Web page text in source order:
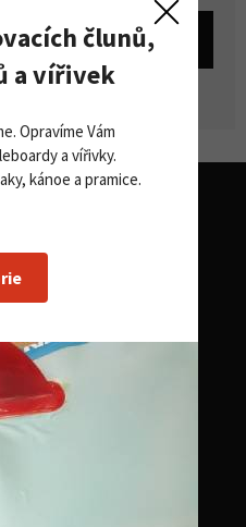
člunů,
a vířivek
Opravíme Vám
a vířivky.
kánoe a pramice.